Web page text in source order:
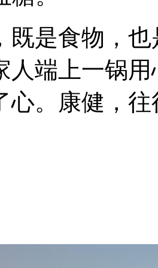
既是食物，
人端上一锅
心。康健，